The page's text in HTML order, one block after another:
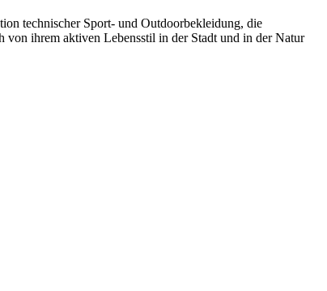
technischer Sport- und Outdoorbekleidung, die
ihrem aktiven Lebensstil in der Stadt und in der Natur